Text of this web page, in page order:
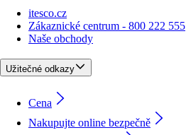
itesco.cz
Zákaznické centrum - 800 222 555
Naše obchody
Užitečné odkazy
Cena
Nakupujte online bezpečně